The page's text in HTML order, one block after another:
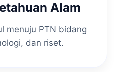
Alam
menuju PTN bidang
dan riset.